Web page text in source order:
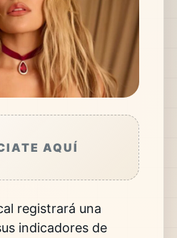
AQUÍ
registrará una
indicadores de